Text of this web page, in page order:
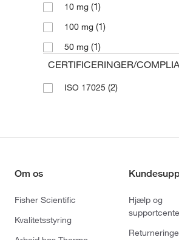
10 mg (1)
100 mg (1)
50 mg (1)
CERTIFICERINGER/
ISO 17025 (2)
Om os
Fisher Scientific
Kvalitetsstyring
Hjælp og